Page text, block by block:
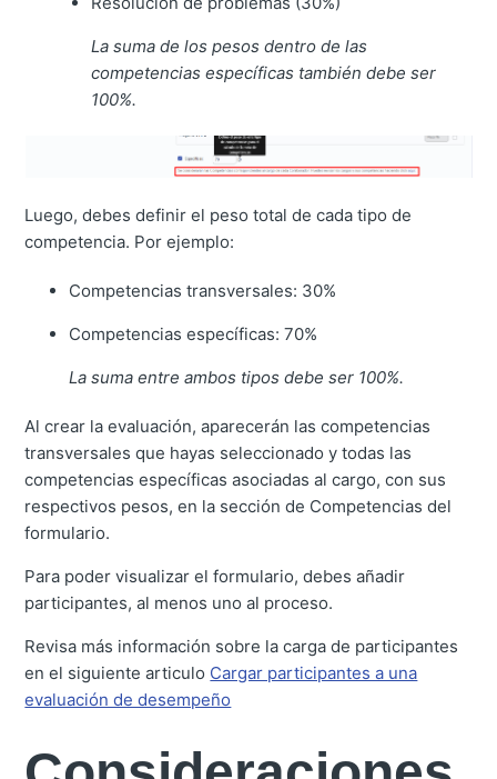
La suma de los pesos dentro de las
competencias específicas también debe ser
100%.
Luego, debes definir el peso total de cada tipo de
competencia. Por ejemplo:
Competencias transversales: 30%
Competencias específicas: 70%
La suma entre ambos tipos debe ser 100%.
Al crear la evaluación, aparecerán las competencias
transversales que hayas seleccionado y todas las
competencias específicas asociadas al cargo, con sus
respectivos pesos, en la sección de Competencias del
formulario.
Para poder visualizar el formulario, debes añadir
participantes, al menos uno al proceso.
Revisa más información sobre la carga de participantes
en el siguiente articulo Cargar participantes a una
evaluación de desempeño